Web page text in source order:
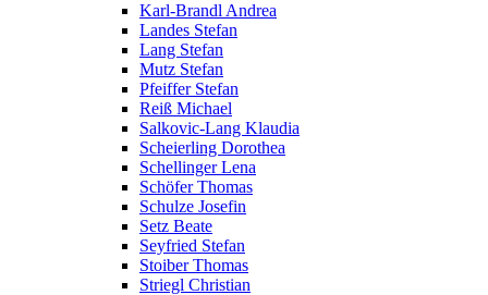
Karl-Brandl Andrea
Landes Stefan
Lang Stefan
Mutz Stefan
Pfeiffer Stefan
Reiß Michael
Salkovic-Lang Klaudia
Scheierling Dorothea
Schellinger Lena
Schöfer Thomas
Schulze Josefin
Setz Beate
Seyfried Stefan
Stoiber Thomas
Striegl Christian